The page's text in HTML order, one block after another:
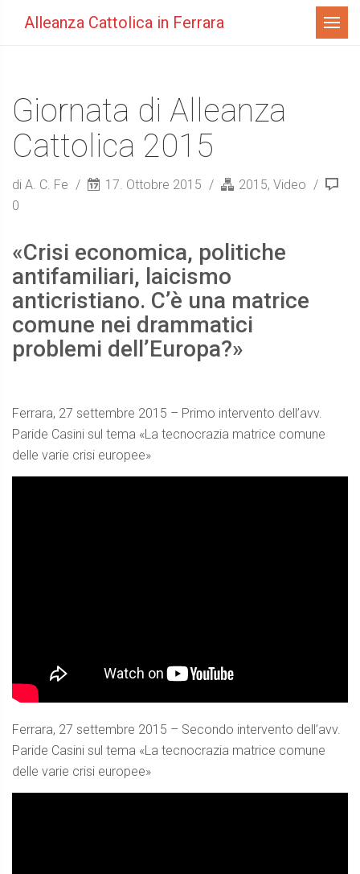
Alleanza Cattolica in Ferrara Menù
Giornata di Alleanza
Cattolica 2015
di A. C. Fe 17. Ottobre 2015 2015, Video
0
«Crisi economica, politiche
antifamiliari, laicismo
anticristiano. C’è una matrice
comune nei drammatici
problemi dell’Europa?»
Ferrara, 27 settembre 2015 – Primo intervento dell’avv.
Paride Casini sul tema «La tecnocrazia matrice comune
delle varie crisi europee»
Ferrara, 27 settembre 2015 – Secondo intervento dell’avv.
Paride Casini sul tema «La tecnocrazia matrice comune
delle varie crisi europee»